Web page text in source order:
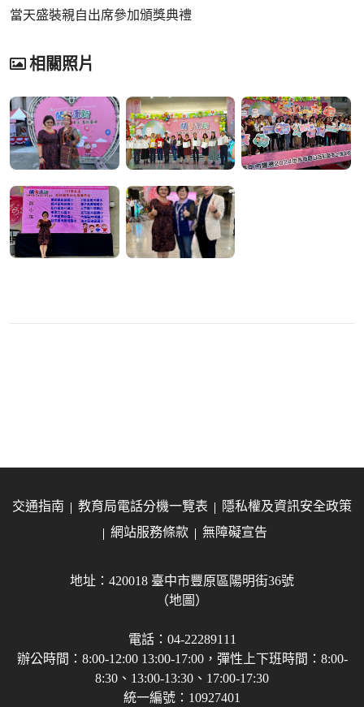
當天盛裝親自出席參加頒獎典禮
相關照片
交通指南 教育局電話分機一覽表
隱私權及資訊安全政策
網站服務條款
無障礙宣告
地址：420018 臺中市豐原區陽明街36號
（地圖）
電話：04-22289111
辦公時間：8:00-12:00 13:00-17:00，彈性上下班時間：8:00-
8:30、13:00-13:30、17:00-17:30
統一編號：10927401